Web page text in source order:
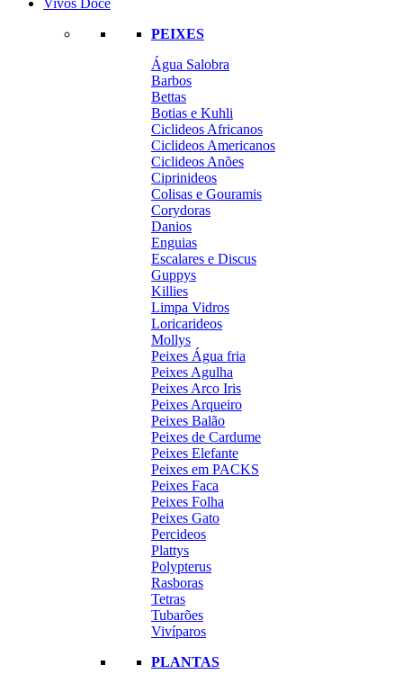
PEIXES
Água Salobra
Barbos
Bettas
Botias e Kuhli
Ciclideos Africanos
Ciclideos Americanos
Ciclideos Anões
Ciprinideos
Colisas e Gouramis
Corydoras
Danios
Enguias
Escalares e Discus
Guppys
Killies
Limpa Vidros
Loricarideos
Mollys
Peixes Água fria
Peixes Agulha
Peixes Arco Iris
Peixes Arqueiro
Peixes Balão
Peixes de Cardume
Peixes Elefante
Peixes em PACKS
Peixes Faca
Peixes Folha
Peixes Gato
Percideos
Plattys
Polypterus
Rasboras
Tetras
Tubarões
Vivíparos
PLANTAS